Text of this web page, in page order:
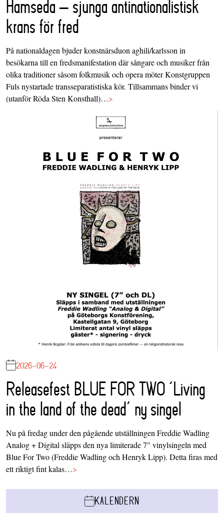
Hamseda – sjunga antinationalistisk
krans för fred
På nationaldagen bjuder konstnärsduon aghili/karlsson in
besökarna till en fredsmanifestation där sångare och musiker från
olika traditioner såsom folkmusik och opera möter Konstgruppen
Fuls nystartade transseparatistiska kör. Tillsammans binder vi
(utanför Röda Sten Konsthall)…>
2026-06-24
Releasefest BLUE FOR TWO ‘Living
in the land of the dead’ ny singel
Nu på fredag under den pågående utställningen Freddie Wadling
Analog + Digital släpps den nya limiterade 7" vinylsingeln med
Blue For Two (Freddie Wadling och Henryk Lipp). Detta firas med
ett riktigt fint kalas…>
KALENDERN